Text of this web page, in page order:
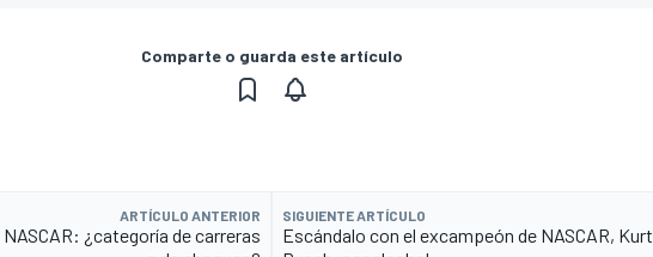
Comparte o guarda este artículo
ARTÍCULO ANTERIOR
NASCAR: ¿categoría de carreras
SIGUIENTE ARTÍCULO
Escándalo con el excampeón de NASCAR, Kurt